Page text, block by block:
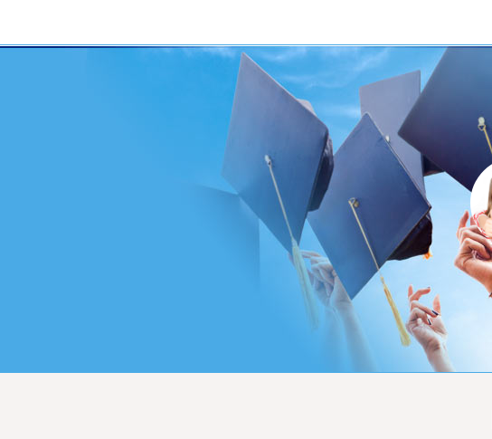
Yurtdışı Eğitim danışmanlığı ile gittiğim Çin’de Ekonomi Bölümünü bitirdim.
eğitim birçok kapının açılmasını sağladı. Bu noktada yapmış oldukları doğru
sayesinde Academy Universal Yurtdışı Eğitim danışmalarına çok teşekkür
ediyorum.